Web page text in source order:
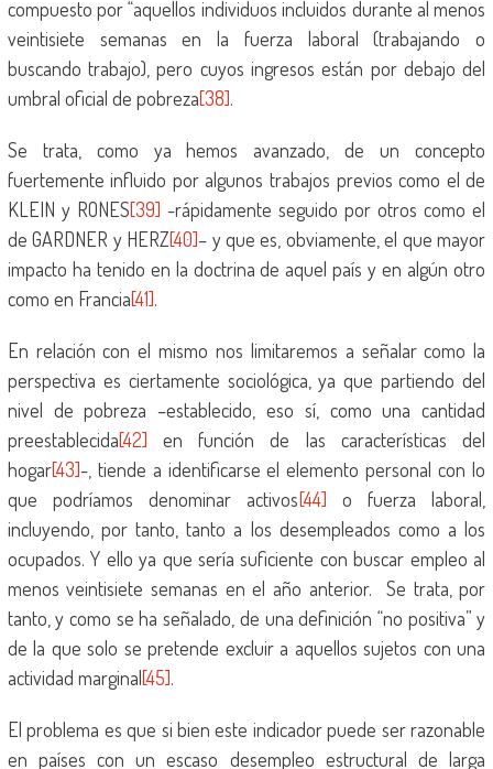
compuesto por “aquellos individuos incluidos durante al menos
veintisiete semanas en la fuerza laboral (trabajando o
buscando trabajo), pero cuyos ingresos están por debajo del
umbral oficial de pobreza[38].
Se trata, como ya hemos avanzado, de un concepto
fuertemente influido por algunos trabajos previos como el de
KLEIN y RONES[39] -rápidamente seguido por otros como el
de GARDNER y HERZ[40]– y que es, obviamente, el que mayor
impacto ha tenido en la doctrina de aquel país y en algún otro
como en Francia[41].
En relación con el mismo nos limitaremos a señalar como la
perspectiva es ciertamente sociológica, ya que partiendo del
nivel de pobreza –establecido, eso sí, como una cantidad
preestablecida[42] en función de las características del
hogar[43]-, tiende a identificarse el elemento personal con lo
que podríamos denominar activos[44] o fuerza laboral,
incluyendo, por tanto, tanto a los desempleados como a los
ocupados. Y ello ya que sería suficiente con buscar empleo al
menos veintisiete semanas en el año anterior. Se trata, por
tanto, y como se ha señalado, de una definición “no positiva” y
de la que solo se pretende excluir a aquellos sujetos con una
actividad marginal[45].
El problema es que si bien este indicador puede ser razonable
en países con un escaso desempleo estructural de larga